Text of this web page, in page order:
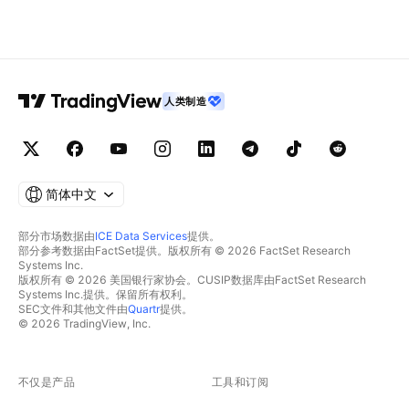
人类制造
简体中文
部分市场数据由ICE Data Services提供。
部分参考数据由FactSet提供。版权所有 © 2026 FactSet Research
Systems Inc.
版权所有 © 2026 美国银行家协会。CUSIP数据库由FactSet Research
Systems Inc.提供。保留所有权利。
SEC文件和其他文件由Quartr提供。
© 2026 TradingView, Inc.
不仅是产品 工具和订阅